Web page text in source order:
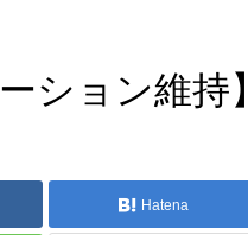
ション維持】
Hatena